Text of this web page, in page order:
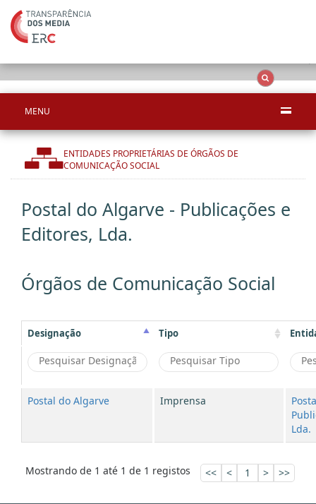
MENU
ENTIDADES PROPRIETÁRIAS DE ÓRGÃOS DE
COMUNICAÇÃO SOCIAL
Postal do Algarve - Publicações e
Editores, Lda.
Órgãos de Comunicação Social
Designação Tipo
Postal do Algarve Imprensa
Lda.
Mostrando de 1 até 1 de 1 registos << < 1 > >>